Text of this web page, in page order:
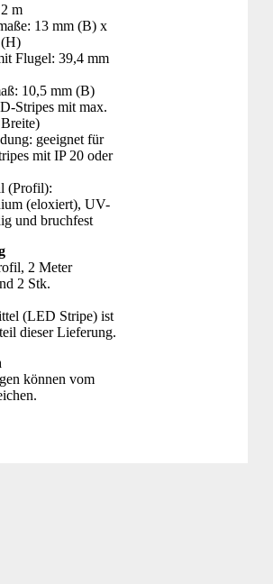
m
13 mm (B) x
Flugel: 39,4 mm
10,5 mm (B)
Stripes mit max.
geeignet für
mit IP 20 oder
(Profil):
(eloxiert), UV-
und bruchfest
2 Meter
2 Stk.
(LED Stripe) ist
dieser Lieferung.
können vom